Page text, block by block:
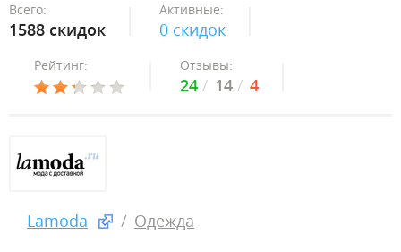
Всего:
1588 скидок
Активные:
0 скидок
Рейтинг: Отзывы:
24 14 4
Lamoda Одежда